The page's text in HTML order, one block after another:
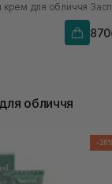
для обличчя
обличчя
-